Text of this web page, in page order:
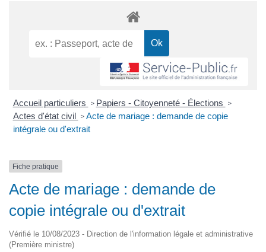
Accueil particuliers > Papiers - Citoyenneté - Élections >
Actes d'état civil > Acte de mariage : demande de copie
intégrale ou d'extrait
Fiche pratique
Acte de mariage : demande de
copie intégrale ou d'extrait
Vérifié le 10/08/2023 - Direction de l'information légale et administrative
(Première ministre)